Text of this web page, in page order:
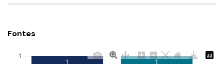
Fontes
1 1
1